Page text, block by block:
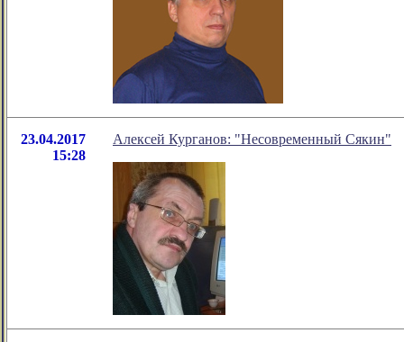
23.04.2017
15:28
Алексей Курганов: "Несовременный Сякин"